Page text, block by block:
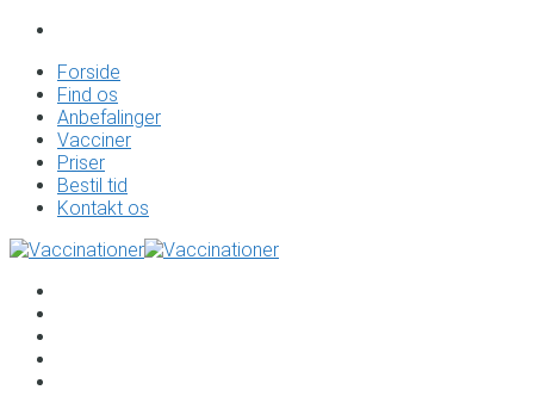
Forside
Find os
Anbefalinger
Vacciner
Priser
Bestil tid
Kontakt os